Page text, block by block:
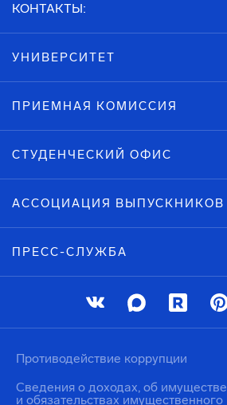
КОНТАКТЫ:
УНИВЕРСИТЕТ
ПРИЕМНАЯ КОМИССИЯ
СТУДЕНЧЕСКИЙ ОФИС
АССОЦИАЦИЯ ВЫПУСКНИКОВ
ПРЕСС-СЛУЖБА
Противодействие коррупции
Сведения о доходах, об имуществе
и обязательствах имущественного